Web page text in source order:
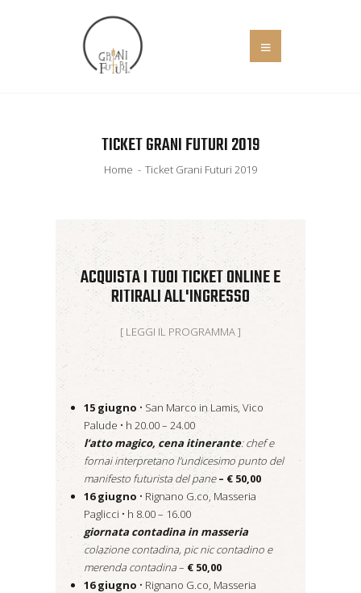
TICKET GRANI FUTURI 2019
Home Ticket Grani Futuri 2019
SOCIALE
ADERISCI
CONTATTI
ACQUISTA I TUOI TICKET ONLINE E
RITIRALI ALL'INGRESSO
[ LEGGI IL PROGRAMMA ]
15 giugno • San Marco in Lamis, Vico
Palude • h 20.00 – 24.00
l’atto magico, cena itinerante: chef e
fornai interpretano l’undicesimo punto del
manifesto futurista del pane – € 50,00
16 giugno • Rignano G.co, Masseria
Paglicci • h 8.00 – 16.00
giornata contadina in masseria
colazione contadina, pic nic contadino e
merenda contadina– € 50,00
16 giugno • Rignano G.co, Masseria